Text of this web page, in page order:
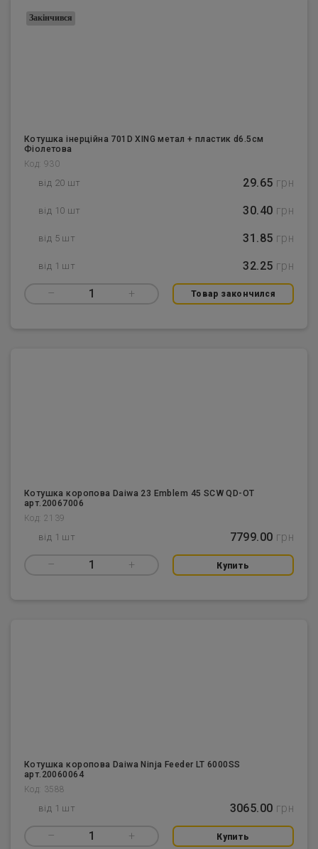
Котушка інерційна 701D XING метал + пластик d6.5см
Фіолетова
Код: 930
від 20 шт 29.65 грн
від 10 шт 30.40 грн
від 5 шт 31.85 грн
від 1 шт 32.25 грн
– 1 + Товар закончился
Закінчився
Котушка коропова Daiwa 23 Emblem 45 SCW QD-OT
арт.20067006
Код: 2139
від 1 шт 7799.00 грн
– 1 + Купить
Котушка коропова Daiwa Ninja Feeder LT 6000SS
арт.20060064
Код: 3588
від 1 шт 3065.00 грн
– 1 + Купить